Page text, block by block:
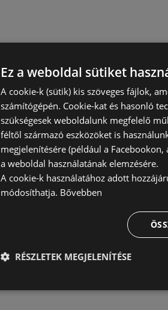
Ez a weboldal sütiket
A cookie-k (sütik) kis szöveges fájlok,
számítógépén. Cookie-kat és hasonló
szükségesek weboldalunk megfelelő
féltől származó eszközöket is
megjelenítésére (például a
a weboldal használatának elemzésére.
A cookie-k használatához adott
módosíthatja. Bővebben
RÉSZLETEK MEGJELENÍTÉSE